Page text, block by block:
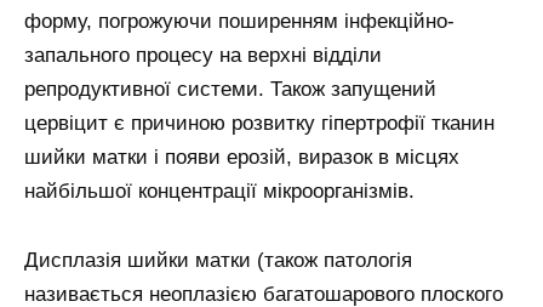
форму, погрожуючи поширенням інфекційно-
запального процесу на верхні відділи
репродуктивної системи. Також запущений
цервіцит є причиною розвитку гіпертрофії тканин
шийки матки і появи ерозій, виразок в місцях
найбільшої концентрації мікроорганізмів.
Дисплазія шийки матки (також патологія
називається неоплазією багатошарового плоского